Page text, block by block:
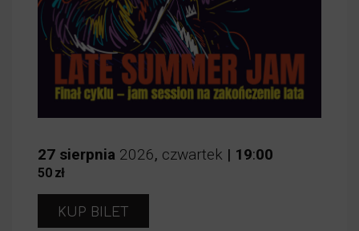
27 sierpnia 2026, czwartek | 19:00
50 zł
KUP BILET